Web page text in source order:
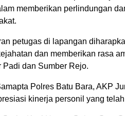
memberikan perlindungan
petugas di lapangan
dan memberikan rasa
Padi dan Sumber Rejo.
Polres Batu Bara, AKP
kinerja personil yang